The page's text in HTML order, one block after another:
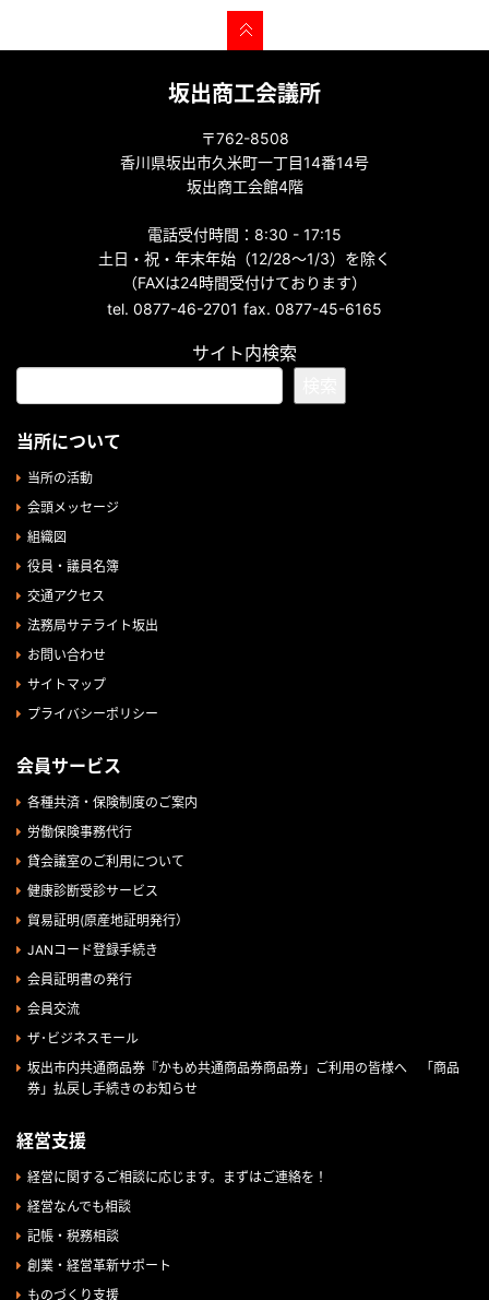
坂出商工会議所
〒762-8508
香川県坂出市久米町一丁目14番14号
坂出商工会館4階
電話受付時間：8:30 - 17:15
土日・祝・年末年始（12/28～1/3）を除く
（FAXは24時間受付けております）
tel. 0877-46-2701 fax. 0877-45-6165
サイト内検索
当所について
当所の活動
会頭メッセージ
組織図
役員・議員名簿
交通アクセス
法務局サテライト坂出
お問い合わせ
サイトマップ
プライバシーポリシー
会員サービス
各種共済・保険制度のご案内
労働保険事務代行
貸会議室のご利用について
健康診断受診サービス
貿易証明(原産地証明発行）
JANコード登録手続き
会員証明書の発行
会員交流
ザ･ビジネスモール
坂出市内共通商品券『かもめ共通商品券商品券」ご利用の皆様へ 「商品
券」払戻し手続きのお知らせ
経営支援
経営に関するご相談に応じます。まずはご連絡を！
経営なんでも相談
記帳・税務相談
創業・経営革新サポート
ものづくり支援